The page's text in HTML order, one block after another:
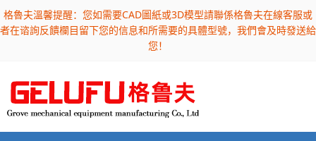
格魯夫溫馨提醒：您如需要CAD圖紙或3D模型請聯係格魯夫在線客服或
者在谘詢反饋欄目留下您的信息和所需要的具體型號，我們會及時發送給
您！